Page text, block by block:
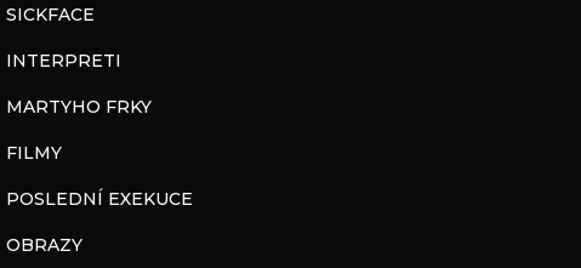
SICKFACE
INTERPRETI
MARTYHO FRKY
FILMY
POSLEDNÍ EXEKUCE
OBRAZY